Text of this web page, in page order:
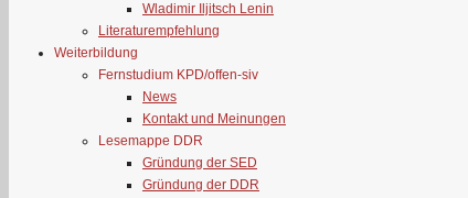
Wladimir Iljitsch Lenin
Literaturempfehlung
Weiterbildung
Fernstudium KPD/offen-siv
News
Kontakt und Meinungen
Lesemappe DDR
Gründung der SED
Gründung der DDR